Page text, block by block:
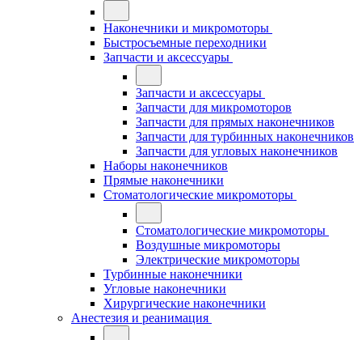
Наконечники и микромоторы
Быстросъемные переходники
Запчасти и аксессуары
Запчасти и аксессуары
Запчасти для микромоторов
Запчасти для прямых наконечников
Запчасти для турбинных наконечников
Запчасти для угловых наконечников
Наборы наконечников
Прямые наконечники
Стоматологические микромоторы
Стоматологические микромоторы
Воздушные микромоторы
Электрические микромоторы
Турбинные наконечники
Угловые наконечники
Хирургические наконечники
Анестезия и реанимация